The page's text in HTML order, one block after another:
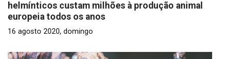
helmínticos custam milhões à produção animal
europeia todos os anos
16 agosto 2020, domingo